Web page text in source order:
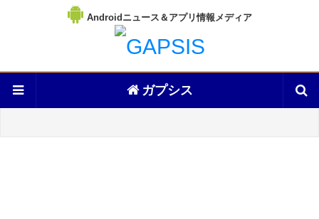
Androidニュース＆アプリ情報メディア
ガプシス